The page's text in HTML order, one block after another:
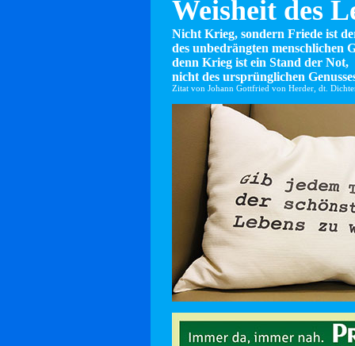
Weisheit des
Nicht Krieg, sondern Friede ist
des unbedrängten menschlichen
denn Krieg ist ein Stand der Not,
nicht des ursprünglichen
Zitat von Johann Gottfried von Herder, dt.